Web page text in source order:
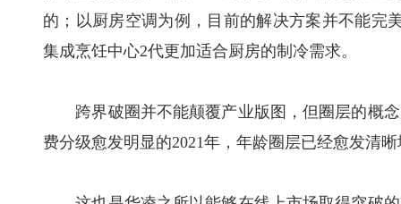
的；以厨房空调为例，目前的解决方案并不能完
集成烹饪中心2代更加适合厨房的制冷需求。
跨界破圈并不能颠覆产业版图，但圈层的概念
费分级愈发明显的2021年，年龄圈层已经愈发清